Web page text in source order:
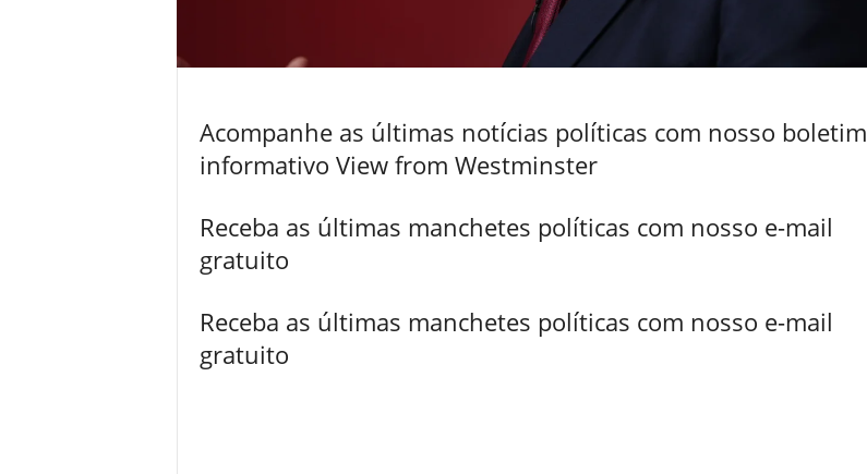
Acompanhe as últimas notícias políticas com nosso boletim
informativo View from Westminster
Receba as últimas manchetes políticas com nosso e-mail
gratuito
Receba as últimas manchetes políticas com nosso e-mail
gratuito